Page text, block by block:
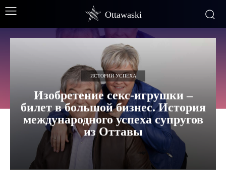
Ottawaski
ИСТОРИИ УСПЕХА
Изобретение секс-игрушки –
билет в большой бизнес. История
международного успеха супругов
из Оттавы